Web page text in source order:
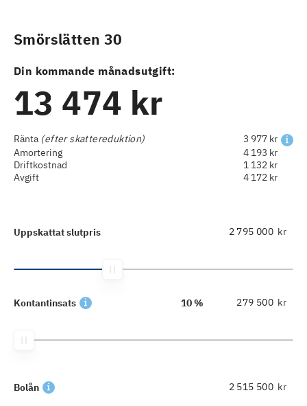
Smörslätten 30
Din kommande månadsutgift:
13 474 kr
Ränta (efter skattereduktion)
3 977 kr
Amortering
4 193 kr
Driftkostnad
1 132 kr
Avgift
4 172 kr
Uppskattat slutpris kr
Kontantinsats 10 % kr
Bolån kr